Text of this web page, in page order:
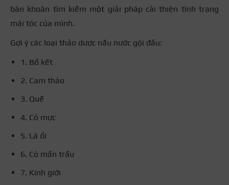
băn khoăn tìm kiếm một giải pháp cải thiện tình trạng
mái tóc của mình.
Gợi ý các loại thảo dược nấu nước gội đầu:
1. Bồ kết
2. Cam thảo
3. Quế
4. Cỏ mực
5. Lá ổi
6. Cỏ mần trầu
7. Kinh giới